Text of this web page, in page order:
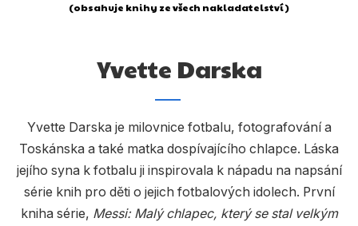
Kuchařky
Populárně - naučné pro děti
Předškoláci
Příroda a zahrada
(obsahuje knihy ze všech nakladatelství)
Yvette Darska
Yvette Darska je milovnice fotbalu, fotografování a
Toskánska a také matka dospívajícího chlapce. Láska
jejího syna k fotbalu ji inspirovala k nápadu na napsání
série knih pro děti o jejich fotbalových idolech. První
kniha série, Messi: Malý chlapec, který se stal velkým